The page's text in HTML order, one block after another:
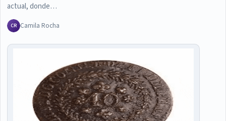
actual, donde…
CR Camila Rocha